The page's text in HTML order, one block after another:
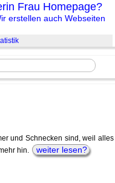
Frau Homepage?
erstellen auch Webseiten
und Schnecken sind, weil alles
hin.
weiter lesen?